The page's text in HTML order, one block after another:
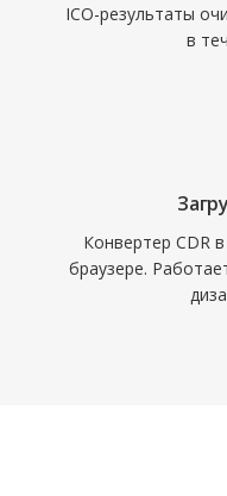
ICO-результаты
в
Конвертер CDR
браузере.